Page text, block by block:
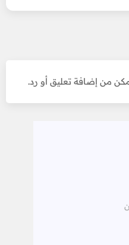
من إضافة تعليق أو رد.